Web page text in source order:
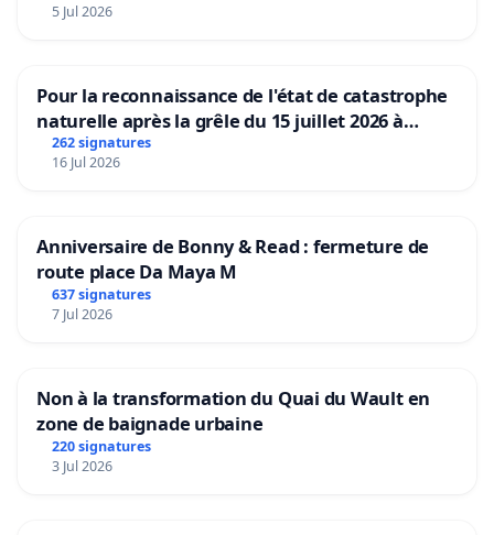
5 Jul 2026
Pour la reconnaissance de l'état de catastrophe
naturelle après la grêle du 15 juillet 2026 à
Aubenas et ses alentours
262 signatures
16 Jul 2026
Anniversaire de Bonny & Read : fermeture de
route place Da Maya M
637 signatures
7 Jul 2026
Non à la transformation du Quai du Wault en
zone de baignade urbaine
220 signatures
3 Jul 2026